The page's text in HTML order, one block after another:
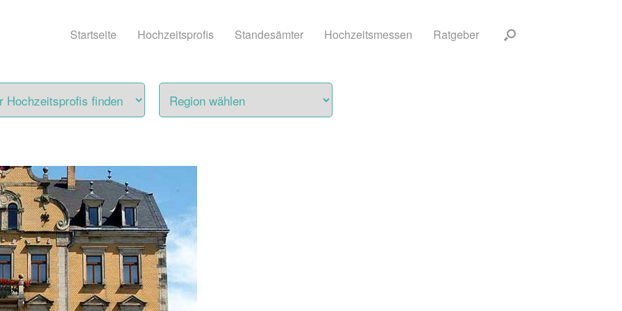
Startseite Hochzeitsprofis Standesämter Hochzeitsmessen Ratgeber